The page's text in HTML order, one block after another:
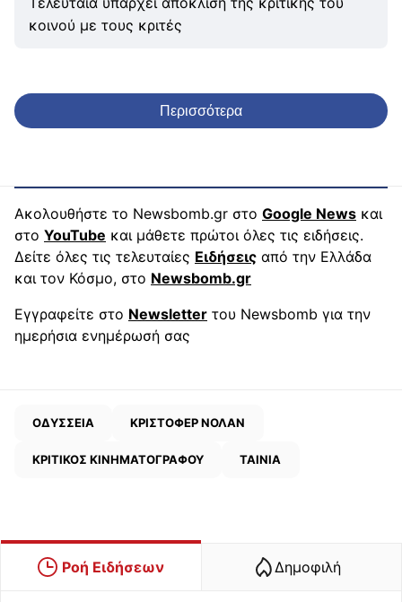
κοινού με τους κριτές
Περισσότερα
Ακολουθήστε το Newsbomb.gr στο Google News και
στο YouTube και μάθετε πρώτοι όλες τις ειδήσεις.
Δείτε όλες τις τελευταίες Ειδήσεις από την Ελλάδα
και τον Κόσμο, στο Newsbomb.gr
Εγγραφείτε στο Newsletter του Newsbomb για την
ημερήσια ενημέρωσή σας
ΟΔΥΣΣΕΙΑ ΚΡΙΣΤΟΦΕΡ ΝΟΛΑΝ
ΚΡΙΤΙΚΟΣ ΚΙΝΗΜΑΤΟΓΡΑΦΟΥ ΤΑΙΝΙΑ
Ροή Ειδήσεων Δημοφιλή